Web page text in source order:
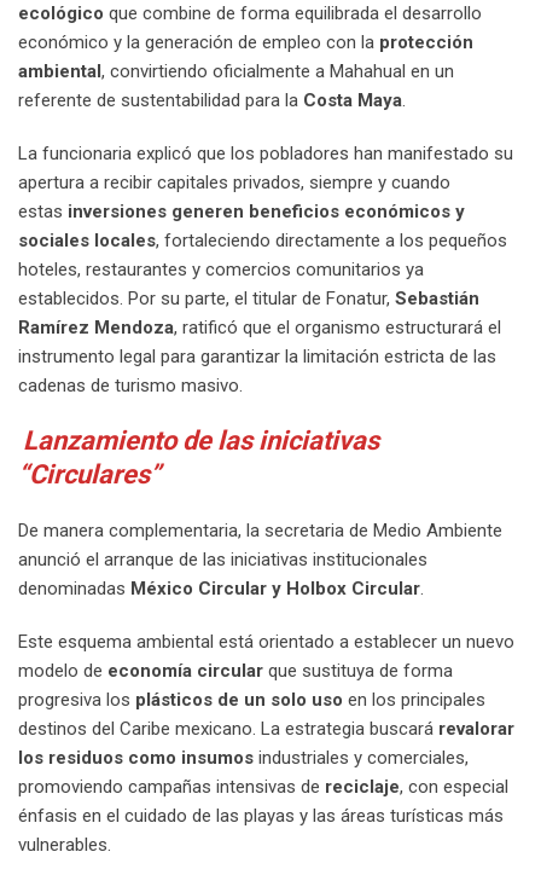
ecológico que combine de forma equilibrada el desarrollo
económico y la generación de empleo con la protección
ambiental, convirtiendo oficialmente a Mahahual en un
referente de sustentabilidad para la Costa Maya.
La funcionaria explicó que los pobladores han manifestado su
apertura a recibir capitales privados, siempre y cuando
estas inversiones generen beneficios económicos y
sociales locales, fortaleciendo directamente a los pequeños
hoteles, restaurantes y comercios comunitarios ya
establecidos. Por su parte, el titular de Fonatur, Sebastián
Ramírez Mendoza, ratificó que el organismo estructurará el
instrumento legal para garantizar la limitación estricta de las
cadenas de turismo masivo.
Lanzamiento de las iniciativas
“Circulares”
De manera complementaria, la secretaria de Medio Ambiente
anunció el arranque de las iniciativas institucionales
denominadas México Circular y Holbox Circular.
Este esquema ambiental está orientado a establecer un nuevo
modelo de economía circular que sustituya de forma
progresiva los plásticos de un solo uso en los principales
destinos del Caribe mexicano. La estrategia buscará revalorar
los residuos como insumos industriales y comerciales,
promoviendo campañas intensivas de reciclaje, con especial
énfasis en el cuidado de las playas y las áreas turísticas más
vulnerables.